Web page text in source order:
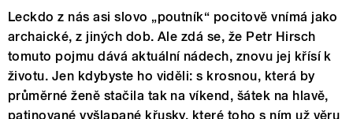
Leckdo z nás asi slovo „poutník“ pocitově vnímá jako
archaické, z jiných dob. Ale zdá se, že Petr Hirsch
tomuto pojmu dává aktuální nádech, znovu jej křísí k
životu. Jen kdybyste ho viděli: s krosnou, která by
průměrné ženě stačila tak na víkend, šátek na hlavě,
patinované vyšlapané křusky, které toho s ním už věru